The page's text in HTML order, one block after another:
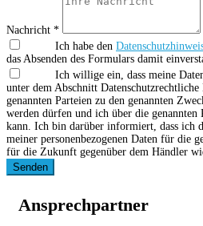
Nachricht *
Ich habe den
das Absenden des Formulars damit
Ich willige ein, dass meine
unter dem Abschnitt
genannten Parteien zu den genannten
werden dürfen und ich über die
kann. Ich bin darüber informiert, dass ich
meiner personenbezogenen Daten für die
für die Zukunft gegenüber dem Händler
Senden
Ansprechpartner